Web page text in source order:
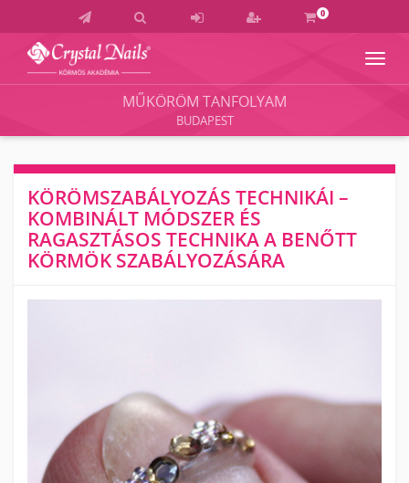
0
Crystal
Akadémia
Vizsgaközpont
MŰKÖRÖM TANFOLYAM
BUDAPEST
KÖRÖMSZABÁLYOZÁS TECHNIKÁI –
KOMBINÁLT MÓDSZER ÉS
RAGASZTÁSOS TECHNIKA A BENŐTT
KÖRMÖK SZABÁLYOZÁSÁRA